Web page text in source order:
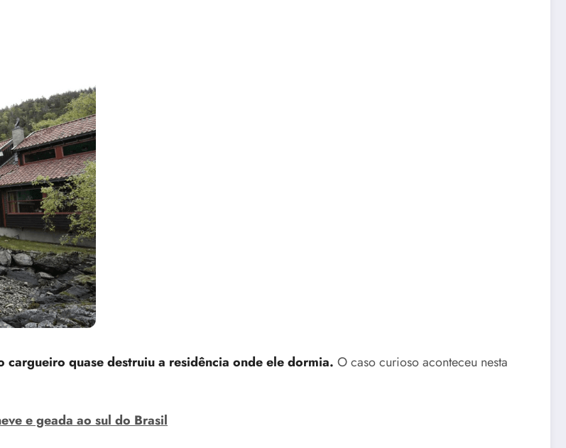
cargueiro quase destruiu a residência onde ele dormia. O caso curioso aconteceu nesta
e geada ao sul do Brasil